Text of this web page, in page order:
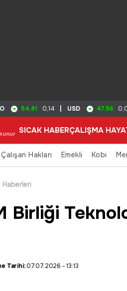
54.81 0,14 USD 47.56
SICAK HABERÇALIŞMA
Çalışan Hakları Emekli Kobi
Haberleri
Birliği
Tarihi:07.07.2026 - 13:13